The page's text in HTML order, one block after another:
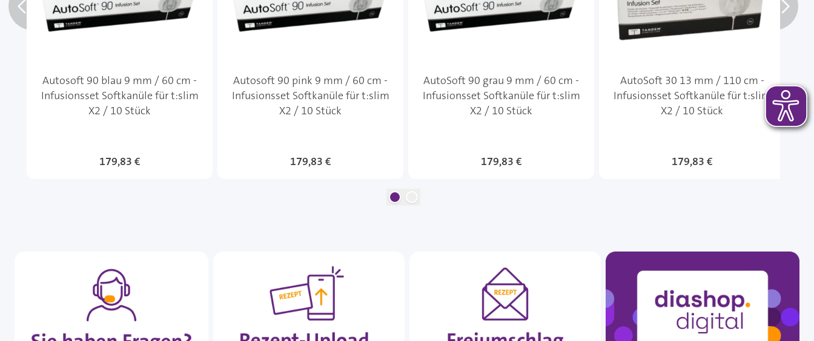
Autosoft 90 blau 9 mm / 60 cm -
Infusionsset Softkanüle für t:slim
X2 / 10 Stück
179,83 €
Autosoft 90 pink 9 mm / 60 cm -
Infusionsset Softkanüle für t:slim
X2 / 10 Stück
179,83 €
AutoSoft 90 grau 9 mm / 60 cm -
Infusionsset Softkanüle für t:slim
X2 / 10 Stück
179,83 €
AutoSoft 30 13 mm / 110 cm -
Infusionsset Softkanüle für t:slim
X2 / 10 Stück
179,83 €